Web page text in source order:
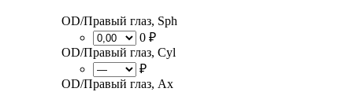
OD/Правый глаз, Sph
0 ₽
OD/Правый глаз, Cyl
₽
OD/Правый глаз, Ax